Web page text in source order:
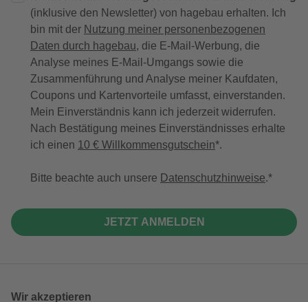
(inklusive den Newsletter) von hagebau erhalten. Ich
bin mit der Nutzung meiner personenbezogenen
Daten durch hagebau, die E-Mail-Werbung, die
Analyse meines E-Mail-Umgangs sowie die
Zusammenführung und Analyse meiner Kaufdaten,
Coupons und Kartenvorteile umfasst, einverstanden.
Mein Einverständnis kann ich jederzeit widerrufen.
Nach Bestätigung meines Einverständnisses erhalte
ich einen 10 € Willkommensgutschein*.
Bitte beachte auch unsere Datenschutzhinweise.
JETZT ANMELDEN
Wir akzeptieren